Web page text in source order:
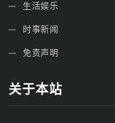
生活娱乐
时事新闻
免责声明
关于本站